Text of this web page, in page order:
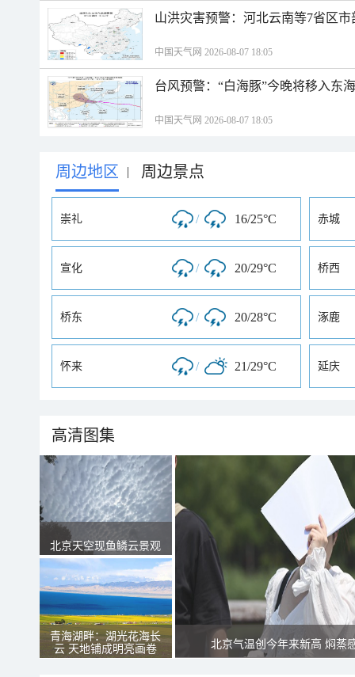
山洪灾害预警：河北云南等7省区
中国天气网 2026-08-07 18:05
台风预警：“白海豚”今晚将移入东
中国天气网 2026-08-07 18:05
周边地区 | 周边景点
崇礼 / 16/25°C 赤城
宣化 / 20/29°C 桥西
桥东 / 20/28°C 涿鹿
怀来 / 21/29°C 延庆
高清图集
北京天空现鱼鳞云景观
青海湖畔：湖光花海长
云 天地铺成明亮画卷
北京气温创今年来新高 焖蒸